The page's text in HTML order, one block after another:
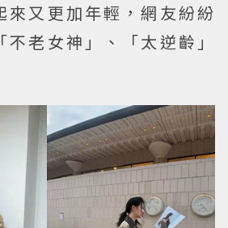
來又更加年輕，網友紛紛
老女神」、「太逆齡」